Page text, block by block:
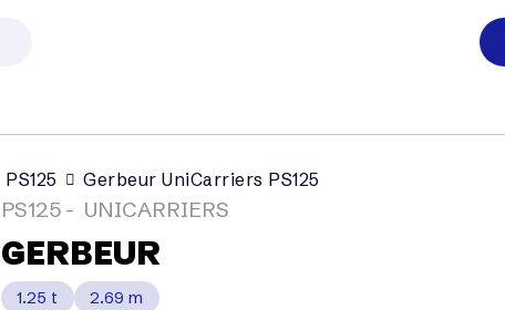
PS125 Gerbeur UniCarriers PS125
GERBEUR
UNICARRIERS
PS125
1.25 t 2.69 m